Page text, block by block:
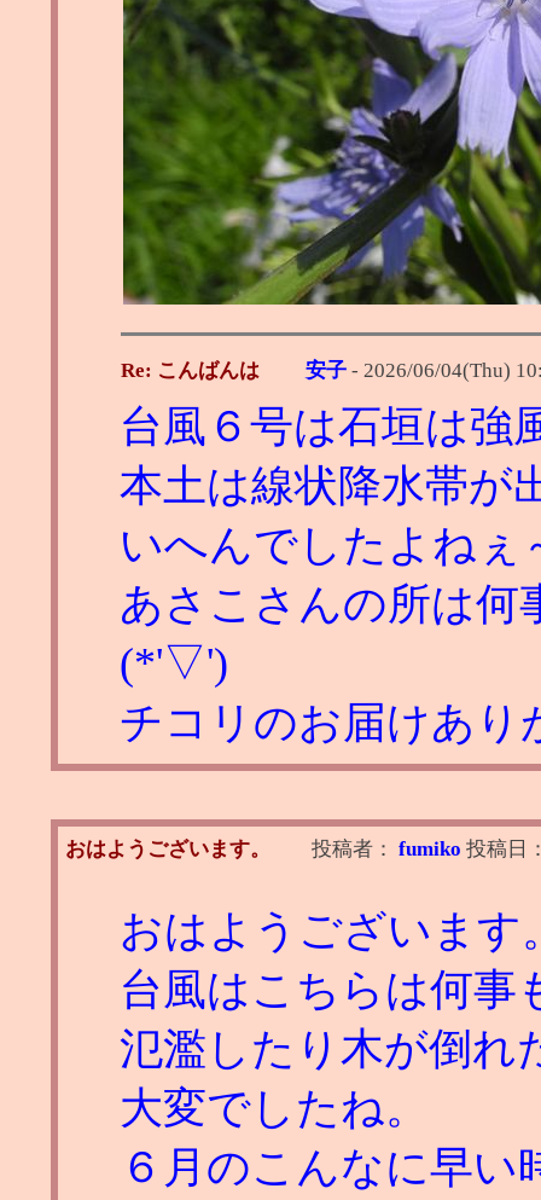
Re: こんばんは 安子 - 2026/06/04(Thu)
台風６号は石垣は強
本土は線状降水帯が
いへんでしたよねぇ
あさこさんの所は何
(*'▽')
チコリのお届けあ
おはようございます。 投稿者： fumiko 投稿日
おはようございます
台風はこちらは何事
氾濫したり木が倒れ
大変でしたね。
６月のこんなに早い